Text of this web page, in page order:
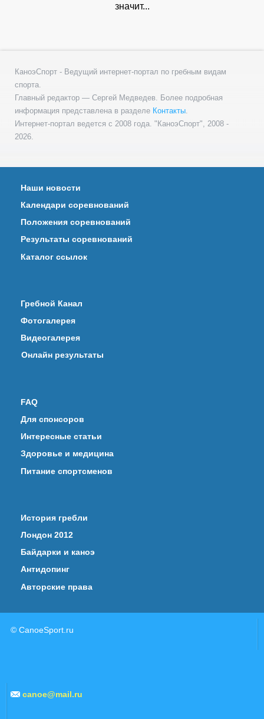
значит...
КаноэСпорт - Ведущий интернет-портал по гребным видам
спорта.
Главный редактор — Сергей Медведев. Более подробная
информация представлена в разделе Контакты
Интернет-портал ведется с 2008 года. "КаноэСпорт", 2008 -
2026.
Наши новости
Календари соревнований
Положения соревнований
Результаты соревнований
Каталог ссылок
Гребной Канал
Фотогалерея
Видеогалерея
Онлайн результаты
FAQ
Для спонсоров
Интересные статьи
Здоровье и медицина
Питание спортсменов
История гребли
Лондон 2012
Байдарки и каноэ
Антидопинг
Авторские права
© CanoeSport.ru
canoe@mail.ru